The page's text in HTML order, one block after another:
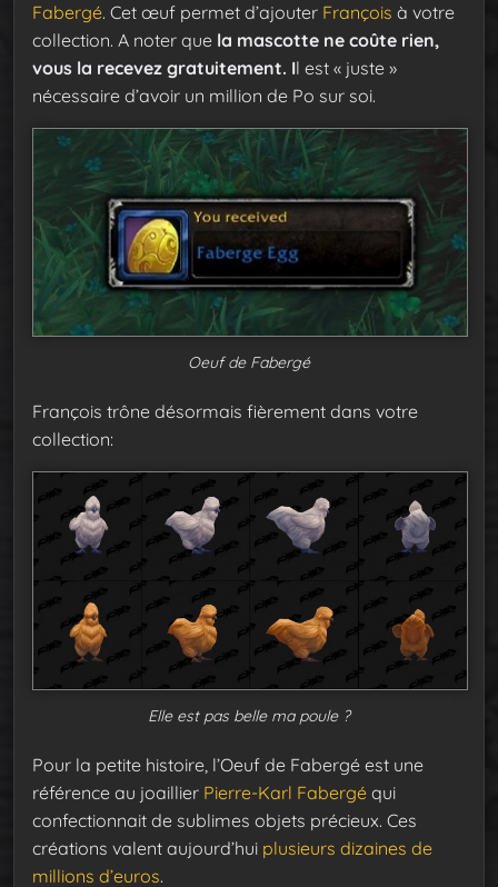
Fabergé. Cet œuf permet d’ajouter François à votre
collection. A noter que la mascotte ne coûte rien,
vous la recevez gratuitement. Il est « juste »
nécessaire d’avoir un million de Po sur soi.
Oeuf de Fabergé
François trône désormais fièrement dans votre
collection:
Elle est pas belle ma poule ?
Pour la petite histoire, l’Oeuf de Fabergé est une
référence au joaillier Pierre-Karl Fabergé qui
confectionnait de sublimes objets précieux. Ces
créations valent aujourd’hui plusieurs dizaines de
millions d’euros.